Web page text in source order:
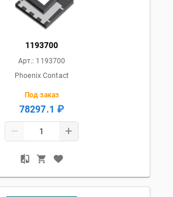
1193700
Арт.: 1193700
Phoenix Contact
Под заказ
78297.1 ₽